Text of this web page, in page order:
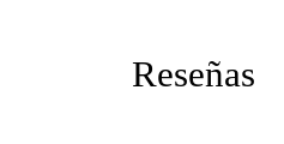
Reseñas